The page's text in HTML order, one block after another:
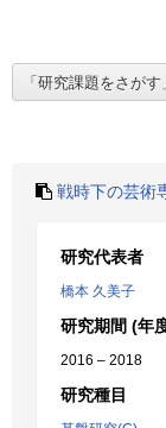
戦時下の芸術
研究代表者
橋本 久美子
研究期間 (年
2016 – 2018
研究種目